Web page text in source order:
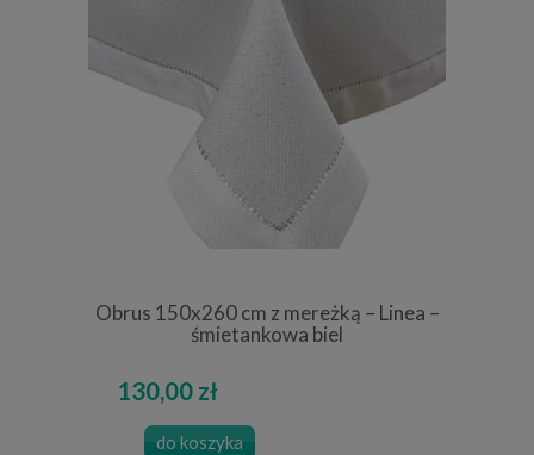
Obrus 150x260 cm z mereżką – Linea –
śmietankowa biel
130,00 zł
do koszyka